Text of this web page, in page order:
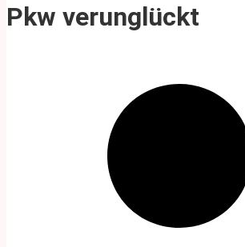
Pkw verunglückt